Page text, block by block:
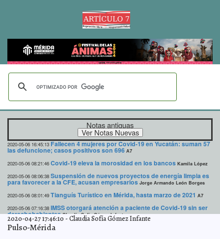
Notas antiguas
2020-05-06 16:45:13 Fallecen 4 mujeres por Covid-19 en Yucatán: suman 57
las defuncione; casos positivos son 696 A7
2020-05-06 08:21:46 Covid-19 eleva la morosidad en los bancos Kamila López
2020-05-06 08:06:38 Suspensión de nuevos proyectos de energía limpia es
para favorecer a la CFE, acusan empresarios Jorge Armando León Borges
2020-05-06 08:01:49 Tianguís Turístico en Mérida, hasta marzo de 2021 A7
2020-05-06 07:16:38 IMSS otorgará atención a paciente de Covid-19 sin ser
derechohabientes Claudia Sofía Gómez Infante
2020-05-05 18:47:59 Comienza en Yucatán la fase de contagios masivos de
Covid-19, advierte López-Gatell
2020-04-27 17:46:10 -Claudia Sofía Gómez Infante
Pulso-Mérida